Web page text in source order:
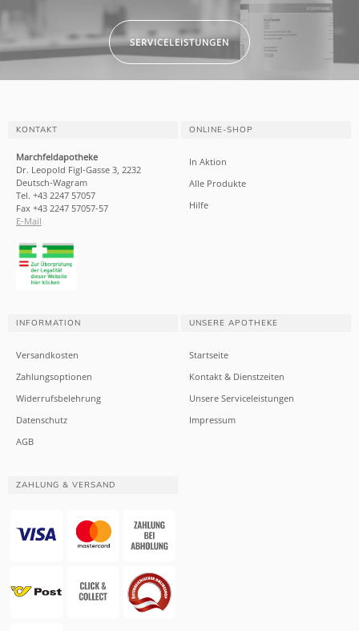
SERVICELEISTUNGEN
KONTAKT
Marchfeldapotheke
Dr. Leopold Figl-Gasse 3, 2232
Deutsch-Wagram
Tel. +43 2247 57057
Fax +43 2247 57057-57
E-Mail
ONLINE-SHOP
In Aktion
Alle Produkte
Hilfe
INFORMATION
Versandkosten
Zahlungsoptionen
Widerrufsbelehrung
Datenschutz
AGB
UNSERE APOTHEKE
Startseite
Kontakt & Dienstzeiten
Unsere Serviceleistungen
Impressum
ZAHLUNG & VERSAND